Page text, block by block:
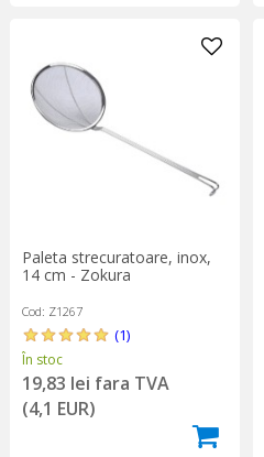
Paleta strecuratoare, inox,
14 cm - Zokura
Cod: Z1267
(1)
În stoc
19,83 lei fara TVA
(4,1 EUR)